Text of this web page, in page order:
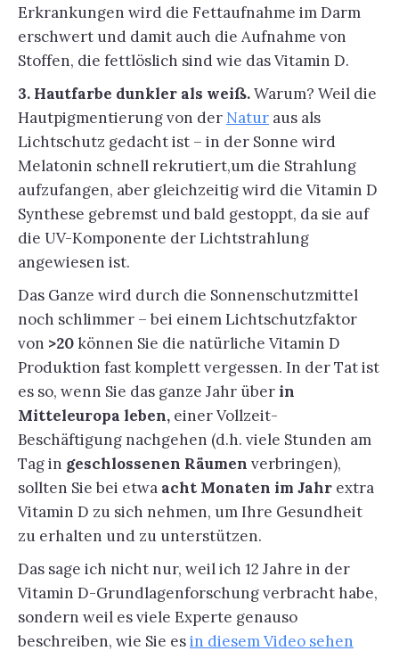
Erkrankungen wird die Fettaufnahme im Darm
erschwert und damit auch die Aufnahme von
Stoffen, die fettlöslich sind wie das Vitamin D.
3. Hautfarbe dunkler als weiß.Warum? Weil die
Hautpigmentierung von der Natur aus als
Lichtschutz gedacht ist – in der Sonne wird
Melatonin schnell rekrutiert,um die Strahlung
aufzufangen, aber gleichzeitig wird die Vitamin D
Synthese gebremst und bald gestoppt, da sie auf
die UV-Komponente der Lichtstrahlung
angewiesen ist.
Das Ganze wird durch die Sonnenschutzmittel
noch schlimmer – bei einem Lichtschutzfaktor
von >20können Sie die natürliche Vitamin D
Produktion fast komplett vergessen. In der Tat ist
es so, wenn Sie das ganze Jahr überin
Mitteleuropa leben, einer Vollzeit-
Beschäftigung nachgehen (d.h. viele Stunden am
Tag in geschlossenen Räumen verbringen),
sollten Sie bei etwa acht Monaten im Jahr extra
Vitamin D zu sich nehmen, um Ihre Gesundheit
zu erhalten und zu unterstützen.
Das sage ich nicht nur, weil ich 12 Jahre in der
Vitamin D-Grundlagenforschung verbracht habe,
sondern weil es viele Experte genauso
beschreiben, wie Sie esin diesem Video sehen